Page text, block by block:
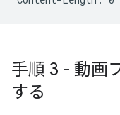
手順 3 - 動画
する